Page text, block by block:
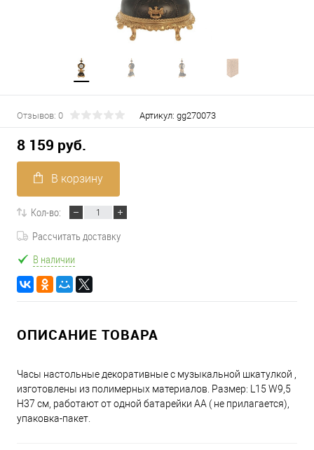
Отзывов: 0 Артикул: gg270073
8 159 руб.
В корзину
Кол-во:
Рассчитать доставку
В наличии
ОПИСАНИЕ ТОВАРА
Часы настольные декоративные с музыкальной шкатулкой ,
изготовлены из полимерных материалов. Размер: L15 W9,5
H37 см, работают от одной батарейки АА ( не прилагается),
упаковка-пакет.